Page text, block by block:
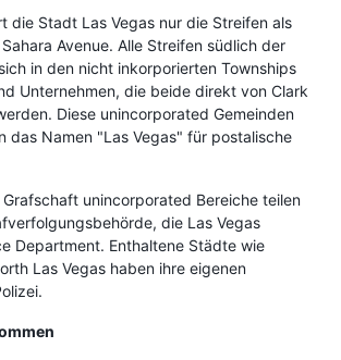
die Stadt Las Vegas nur die Streifen als
Avenue. Alle Streifen südlich der
in den nicht inkorporierten Townships
Unternehmen, die beide direkt von Clark
Diese unincorporated Gemeinden
das Namen "Las Vegas" für postalische
unincorporated Bereiche teilen
die Las Vegas
Department. Enthaltene Städte wie
Las Vegas haben ihre eigenen